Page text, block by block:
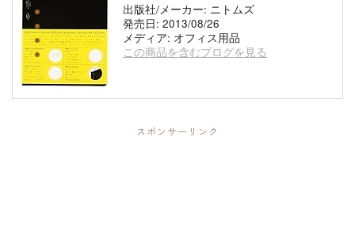
出版社/メーカー: ニトムズ
発売日: 2013/08/26
メディア: オフィス用品
この商品を含むブログを見る
スポンサーリンク